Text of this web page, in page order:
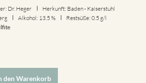
Dr. Heger
Herkunft: Baden - Kaiserstuhl
Alkohol: 13.5 %
Restsüße: 0.5 g/l
den Warenkorb